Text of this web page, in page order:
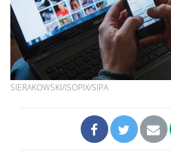
SIERAKOWSKI/ISOPIX/SIPA